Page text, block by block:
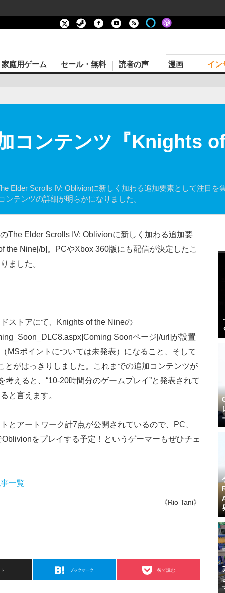
家庭用ゲーム セール・無料 読者の声 漫画 イン
コンテンツ『Knights
Elder Scrolls IV: Oblivionに新しく加わる追加要素として注目を
テンツの詳細が明らかになりました。
The Elder Scrolls IV: Oblivionに新しく加わる追加要
the Nine[/b]。PCやXbox 360版にも配信が決定したこ
ました。
ストアにて、Knights of the Nineの
Soonページ[/url]が設置
MSポイントについては未発表）になること、そして
とがはっきりしました。これまでの追加コンテンツが
えると、“10-20時間分のゲームプレイ”と発表されて
と言えます。
とアートワーク計7点が公開されているので、PC、
をプレイする予定！というゲーマーもぜひチェ
一覧
《Rio Tani》
ブックマーク 後で読む